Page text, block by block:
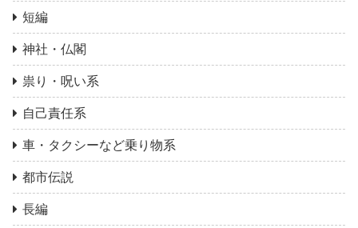
短編
神社・仏閣
祟り・呪い系
自己責任系
車・タクシーなど乗り物系
都市伝説
長編